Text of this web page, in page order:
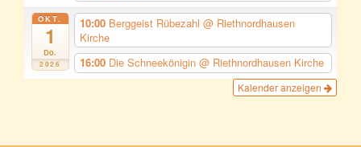
OKT.
1
Do.
2026
10:00 Berggeist Rübezahl @ Riethnordhausen
Kirche
16:00 Die Schneekönigin @ Riethnordhausen Kirche
Kalender anzeigen